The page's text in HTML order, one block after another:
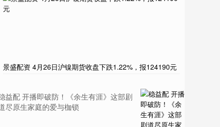
景盛配资 4月26日沪镍期货收盘下跌1.22%，报124190元
益配 开播即破防！《余生有涯》这部剧
尽原生家庭的爱与枷锁